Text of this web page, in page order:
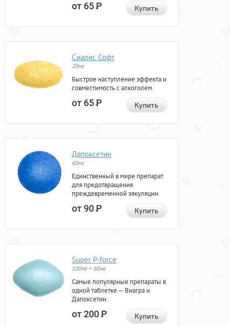
от 65Р Купить
Сиалис Софт
20мг
Быстрое наступление эффекта и
совместимость с алкоголем.
от 65Р Купить
Дапоксетин
60мг
Единственный в мире препарат
для предотвращения
преждевременной эякуляции.
от 90Р Купить
Super P-force
100мг + 60мг
Самые популярные препараты в
одной таблетке — Виагра и
Дапоксетин.
от 200Р Купить